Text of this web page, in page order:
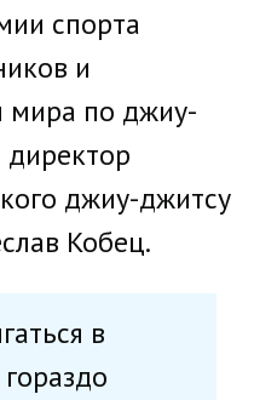
спорта
и
мира по джиу-
директор
джиу-джитсу
Кобец.
в